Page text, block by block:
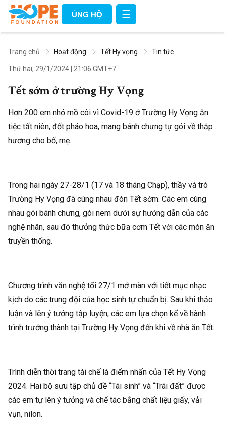
ỦNG HỘ ☰
Trang chủ Hoạt động Tết Hy vọng Tin tức
Thứ hai, 29/1/2024 21:06 GMT+7
Tết sớm ở trường Hy Vọng
Hơn 200 em nhỏ mồ côi vì Covid-19 ở Trường Hy Vọng ăn
tiệc tất niên, đốt pháo hoa, mang bánh chưng tự gói về thắp
hương cho bố, mẹ.
Trong hai ngày 27-28/1 (17 và 18 tháng Chạp), thầy và trò
Trường Hy Vọng đã cùng nhau đón Tết sớm. Các em cùng
nhau gói bánh chưng, gói nem dưới sự hướng dẫn của các
nghệ nhân, sau đó thưởng thức bữa cơm Tết với các món ăn
truyền thống.
Chương trình văn nghệ tối 27/1 mở màn với tiết mục nhạc
kịch do các trung đội của học sinh tự chuẩn bị. Sau khi thảo
luận và lên ý tưởng tập luyện, các em lựa chọn kể về hành
trình trưởng thành tại Trường Hy Vọng đến khi về nhà ăn Tết.
Trình diễn thời trang tái chế là điểm nhấn của Tết Hy Vọng
2024. Hai bộ sưu tập chủ đề “Tái sinh” và “Trái đất” được
các em tự lên ý tưởng và chế tác bằng chất liệu giấy, vải
vụn, nilon.